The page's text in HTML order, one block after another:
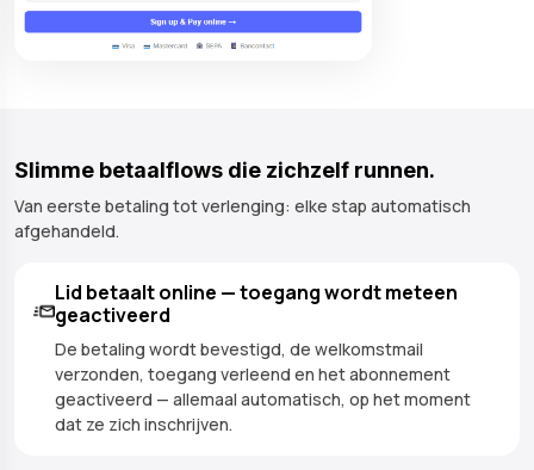
Slimme betaalflows die zichzelf runnen.
Van eerste betaling tot verlenging: elke stap automatisch
afgehandeld.
Lid betaalt online — toegang wordt meteen
geactiveerd
De betaling wordt bevestigd, de welkomstmail
verzonden, toegang verleend en het abonnement
geactiveerd — allemaal automatisch, op het moment
dat ze zich inschrijven.